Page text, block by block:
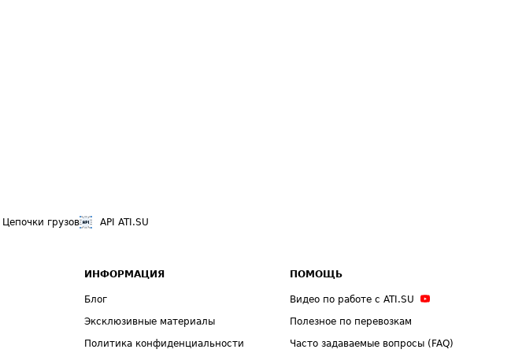
Цепочки грузов API ATI.SU
ИНФОРМАЦИЯ
Блог
Эксклюзивные материалы
Политика конфиденциальности
ПОМОЩЬ
Видео по работе с ATI.SU
Полезное по перевозкам
Часто задаваемые вопросы (FAQ)